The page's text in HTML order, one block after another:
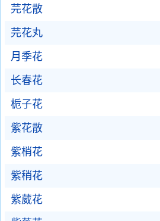
芫花散
芫花丸
月季花
长春花
栀子花
紫花散
紫梢花
紫稍花
紫葳花